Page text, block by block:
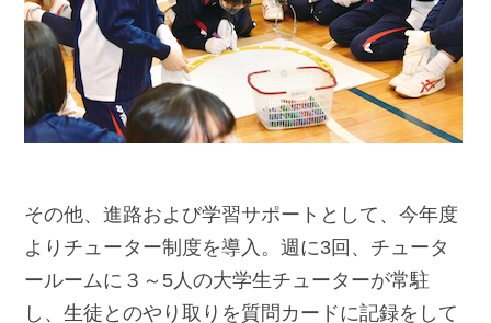
その他、進路および学習サポートとして、今年度
よりチューター制度を導入。週に3回、チュータ
ールームに３～5人の大学生チューターが常駐
し、生徒とのやり取りを質問カードに記録をして